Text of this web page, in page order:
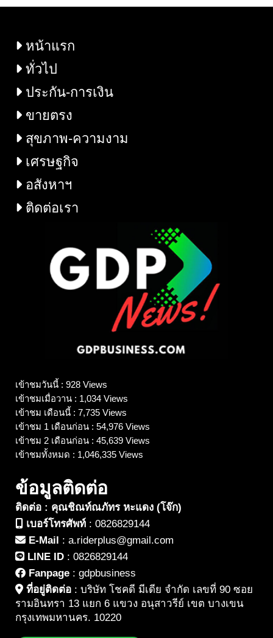
ได้สูงที่สุด
หน้าแรก
ทั่วไป
ประกัน-การเงิน
ขายตรง
สุขภาพ-ความงาม
เศรษฐกิจ
อสังหาฯ
ติดต่อเรา
เข้าชมวันนี้ : 928 Views
เข้าชมเมื่อวาน : 1,034 Views
เข้าชม เดือนนี้ : 7,735 Views
เข้าชม 1 เดือนก่อน : 54,976 Views
เข้าชม 2 เดือนก่อน : 45,639 Views
เข้าชมทั้งหมด : 1,046,335 Views
ข้อมูลติดต่อ
ติดต่อ : คุณชิณท์ณภัทร หะแดง (โจ๊ก)
เบอร์โทรศัพท์ : 0826829144
E-Mail : a.riderplus@gmail.com
LINE ID : 0826829144
Fanpage : gdpbusiness
ที่อยู่ติดต่อ : บริษัท โชคดี มีเดีย จำกัด เลขที่ 90 ซอย
รามอินทรา 13 แยก 6 แขวง อนุสาวรีย์ เขต บางเขน
กรุงเทพมหานคร. 10220